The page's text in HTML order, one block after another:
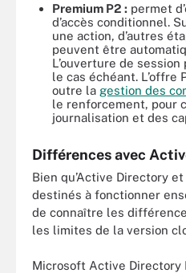
Premium P2 : permet
d’accès conditionnel.
une action, d’autres
peuvent être
L’ouverture de
le cas échéant. L’offre
outre la gestion des
le renforcement, pour
journalisation et des
Différences avec
Bien qu’Active Directory
destinés à fonctionner
de connaître les
les limites de la version
Microsoft Active Directory